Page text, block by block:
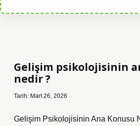
Gelişim psikolojisinin
nedir ?
Tarih: Mart 26, 2026
Gelişim Psikolojisinin Ana Konusu